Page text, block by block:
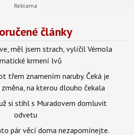
články
měl jsem strach, vylíčil Vémola
krmení lvů
třem znamením naruby. Čeká je
na kterou dlouho čekala
si stihl s Muradovem domluvit
odvetu
pár věcí doma nezapomínejte.